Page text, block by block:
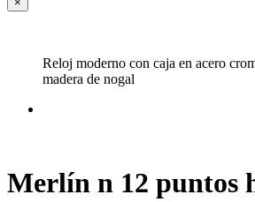
Reloj moderno con caja en acero
madera de nogal
Merlín n 12 puntos